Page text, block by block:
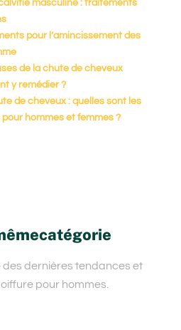
masculine : traitements
pour l’amincissement des
de la chute de cheveux
y remédier ?
de cheveux : quelles sont les
hommes et femmes ?
des dernières tendances et
pour hommes.